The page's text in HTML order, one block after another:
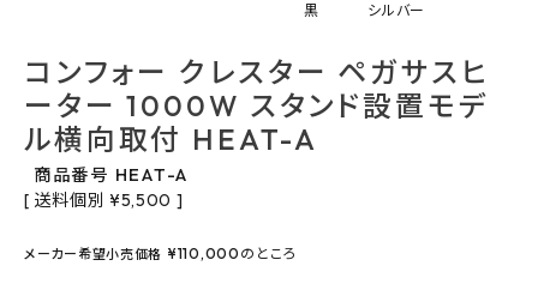
ご利用ガイド
よくあるご質問
黒 シルバー
コンフォー クレスター ペガサスヒ
ーター 1000W スタンド設置モデ
ル横向取付 HEAT-A
商品番号 HEAT-A
送料個別 ¥5,500
メーカー希望小売価格 ¥110,000 のところ